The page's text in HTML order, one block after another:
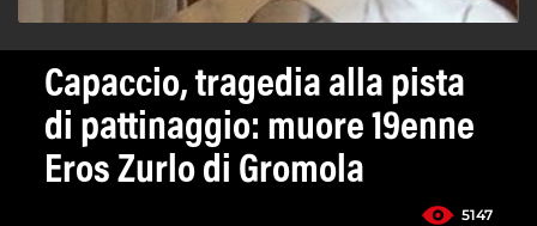
Capaccio, tragedia alla pista
di pattinaggio: muore 19enne
Eros Zurlo di Gromola
5147